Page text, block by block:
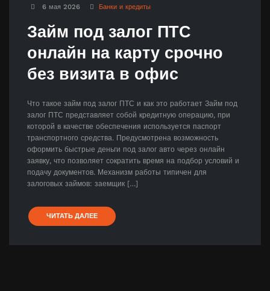
6 мая 2026 Банки и кредиты
Займ под залог ПТС
онлайн на карту срочно
без визита в офис
Что такое займ под залог ПТС и как это работает Займ под
залог ПТС представляет собой кредитную операцию, при
которой в качестве обеспечения используется паспорт
транспортного средства. Предусмотрена возможность
оформить быстрые деньги под залог авто через онлайн
заявку, что позволяет сократить время на подбор условий и
подачу документов. Механизм работы типичен для
залоговых займов: заемщик […]
ЧИТАТЬ ДАЛЕЕ